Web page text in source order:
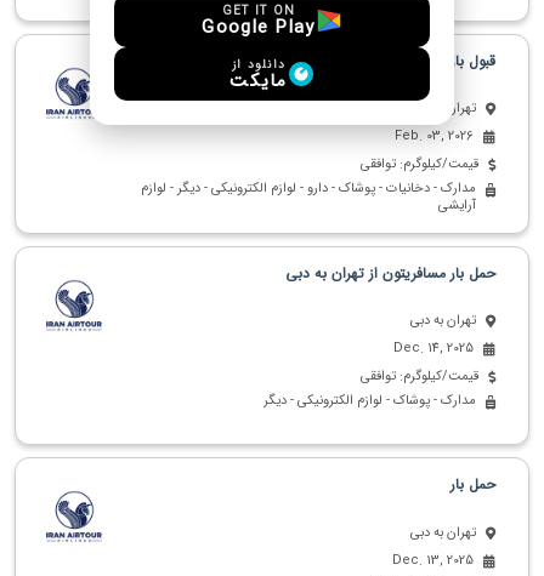
قبول بار بدون مشکل سی کیلو
تهران به دبی
Feb. 03, 2026
قیمت/کیلوگرم: توافقی
مدارک - دخانیات - پوشاک - دارو - لوازم الکترونیکی - دیگر - لوازم
آرایشی
حمل بار مسافریتون از تهران به دبی
تهران به دبی
Dec. 14, 2025
قیمت/کیلوگرم: توافقی
مدارک - پوشاک - لوازم الکترونیکی - دیگر
حمل بار
تهران به دبی
Dec. 13, 2025
GET IT ON
Google Play
دانلود از
مایکت